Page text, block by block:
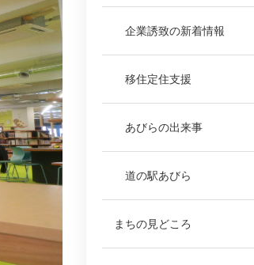
企業誘致の新着情報
移住定住支援
あびらの出来事
道の駅あびら
まちの見どころ